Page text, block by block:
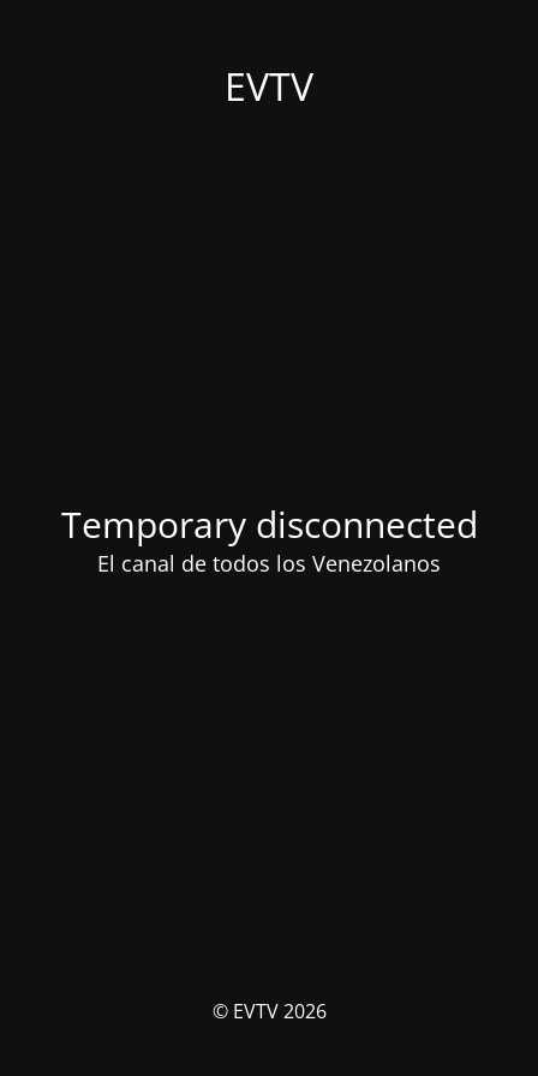
EVTV
Temporary disconnected
El canal de todos los Venezolanos
© EVTV 2026